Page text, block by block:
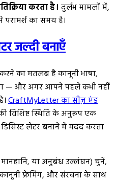
करता है। दुर्लभ मामलों में,
का समय है।
जल्दी बनाएँ
का मतलब है कानूनी भाषा,
— और अगर आपने पहले कभी नहीं
CraftMyLetter का सीज़ एंड
विशिष्ट स्थिति के अनुरूप एक
लेटर बनाने में मदद करता
मानहानि, या अनुबंध उल्लंघन) चुनें,
फ्रेमिंग, और संरचना के साथ